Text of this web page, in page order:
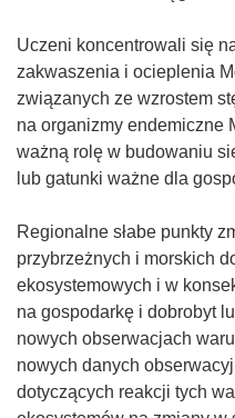
o
t
w
o
r
z
s
i
ę
w
n
o
w
Uczeni koncentrowali się
zakwaszenia i ocieplenia
związanych ze wzrostem
na organizmy endemiczne
ważną rolę w budowaniu
lub gatunki ważne dla
Regionalne słabe punkty
przybrzeżnych i morskich
ekosystemowych i w
na gospodarkę i dobrobyt
nowych obserwacjach
nowych danych
dotyczących reakcji tych